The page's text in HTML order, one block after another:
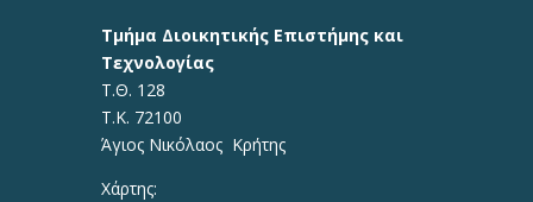
Τμήμα Διοικητικής Επιστήμης και
Τεχνολογίας
Τ.Θ. 128
Τ.Κ. 72100
Άγιος Νικόλαος Κρήτης
Χάρτης: